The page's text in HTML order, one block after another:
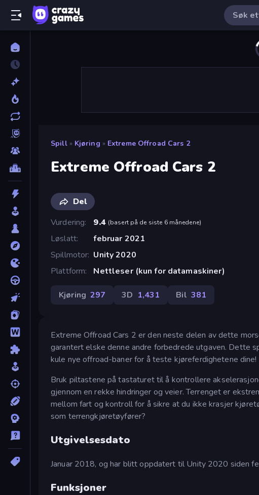
Spill » Kjøring » Extreme Offroad Cars 2
Extreme Offroad Cars 2
Del
Vurdering
9.4 (basert på de siste 6 månedene)
Løslatt
februar 2021
Spillmotor Unity 2020
Plattform
Nettleser (kun for datamaskiner)
Kjøring 297 3D 1,431 Bil 381
Extreme Offroad Cars 2 er den neste delen av dette
garantert elske denne andre forbedrede utgaven. Dette
kule nye offroad-baner for å teste kjøreferdighetene dine!
Bruk piltastene på tastaturet til å kontrollere
gjennom en rekke hindringer og veier. Terrenget er
mellom fart og kontroll for å sikre at du ikke krasjer
som terrengkjøretøyfører?
Utgivelsesdato
Januar 2018, og har blitt oppdatert til Unity 2020 siden
Funksjoner